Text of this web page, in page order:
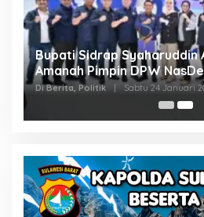
Bupati Sidrap Syaharuddin
Amanah Pimpin DPW
Di Berita, Politik | Sabtu 24 Januari